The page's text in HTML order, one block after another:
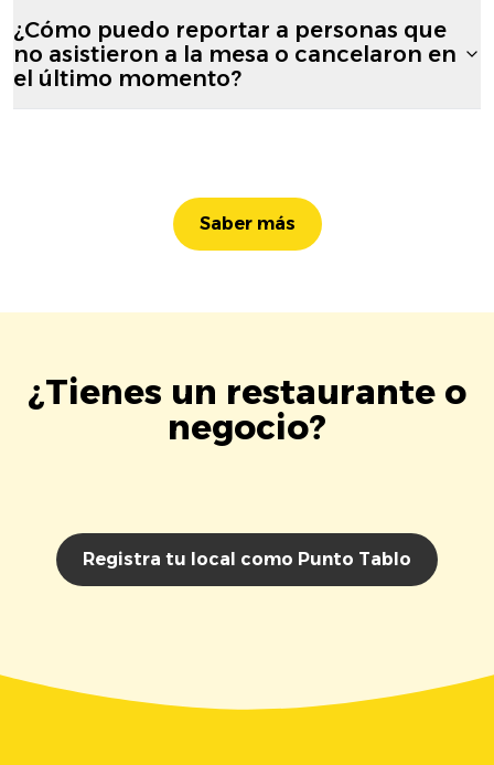
¿Cómo puedo reportar a personas que
no asistieron a la mesa o cancelaron en
el último momento?
Saber más
¿Tienes un restaurante o
negocio?
Registra tu local como Punto Tablo